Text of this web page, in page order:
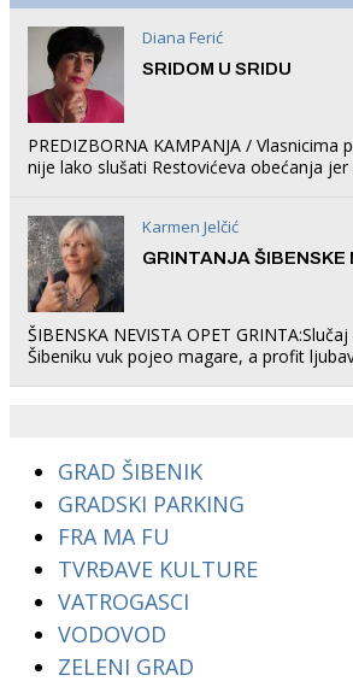
Diana Ferić
SRIDOM U SRIDU
PREDIZBORNA KAMPANJA / Vlasnicima
nije lako slušati Restovićeva obećanja
Karmen Jelčić
GRINTANJA ŠIBENSKE
ŠIBENSKA NEVISTA OPET
Šibeniku vuk pojeo magare, a profit
GRAD ŠIBENIK
GRADSKI PARKING
FRA MA FU
TVRĐAVE KULTURE
VATROGASCI
VODOVOD
ZELENI GRAD